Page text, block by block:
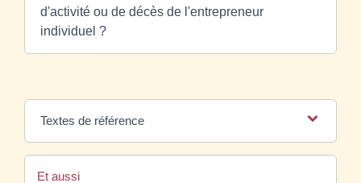
d'activité ou de décès de l'entrepreneur
individuel ?
Textes de référence
Et aussi